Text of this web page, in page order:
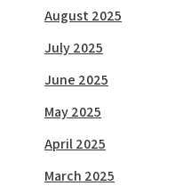
August 2025
July 2025
June 2025
May 2025
April 2025
March 2025